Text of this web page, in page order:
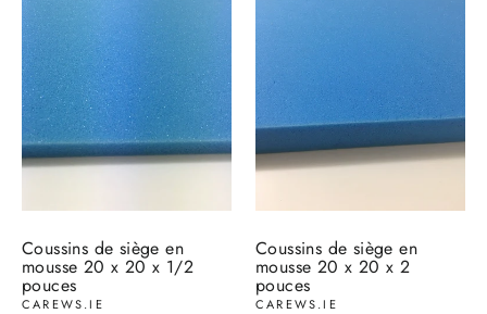
Coussins de siège en
mousse 20 x 20 x 1/2
pouces
CAREWS.IE
Coussins de siège en
mousse 20 x 20 x 2
pouces
CAREWS.IE